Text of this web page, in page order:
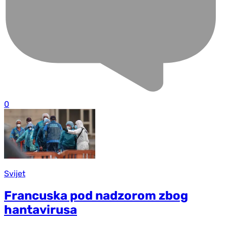
0
Svijet
Francuska pod nadzorom zbog
hantavirusa